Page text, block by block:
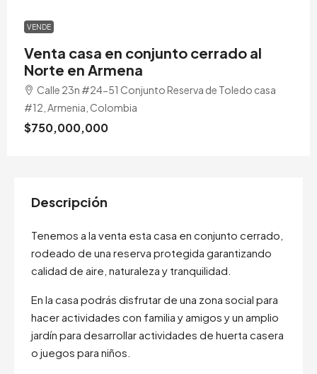
VENDE
Venta casa en conjunto cerrado al
Norte en Armena
Calle 23n #24-51 Conjunto Reserva de Toledo casa
#12, Armenia, Colombia
$750,000,000
Descripción
Tenemos a la venta esta casa en conjunto cerrado,
rodeado de una reserva protegida garantizando
calidad de aire, naturaleza y tranquilidad.
En la casa podrás disfrutar de una zona social para
hacer actividades con familia y amigos y un amplio
jardín para desarrollar actividades de huerta casera
o juegos para niños.